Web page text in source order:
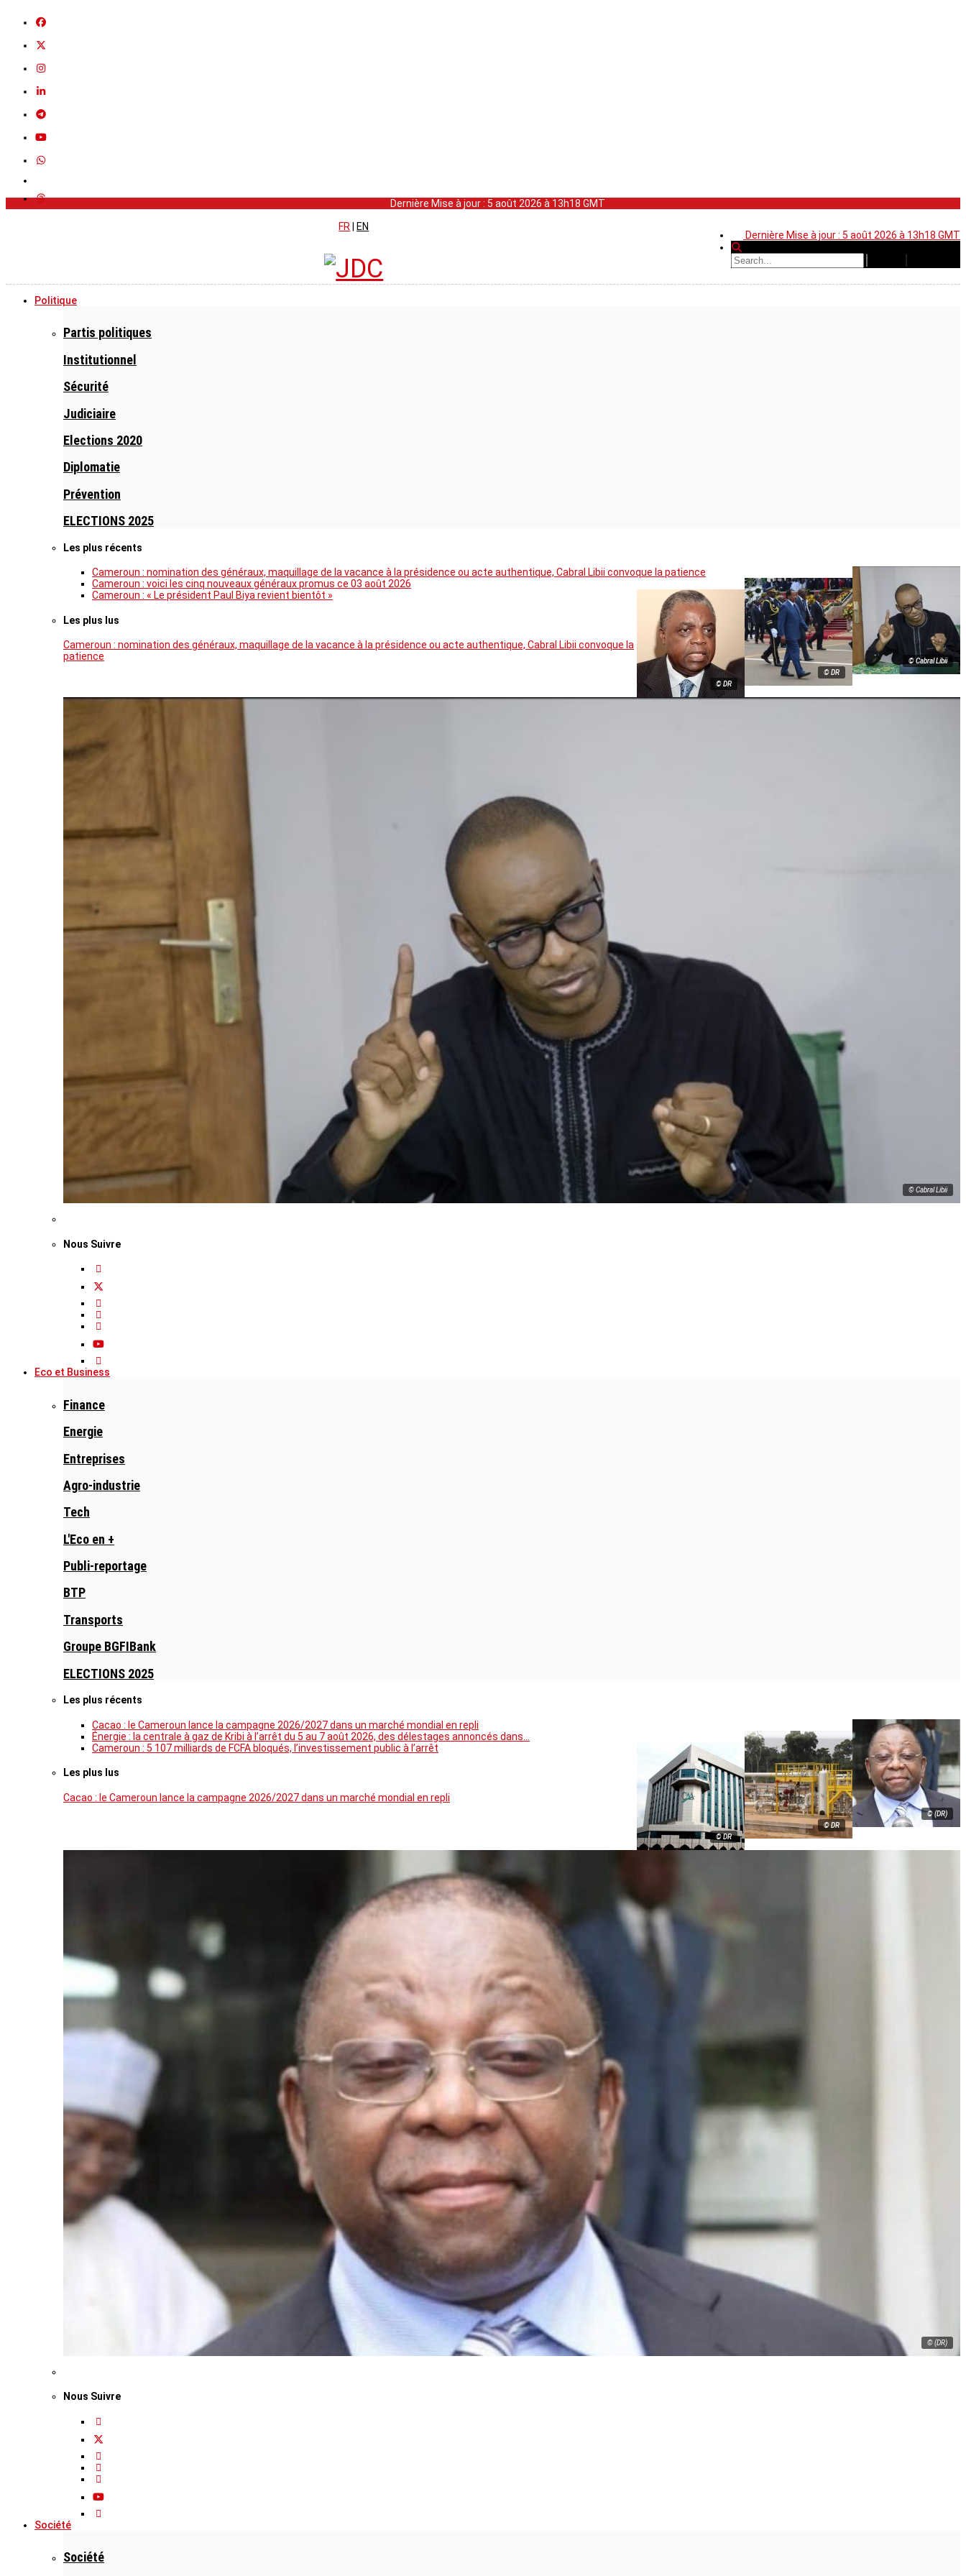
Dernière Mise à jour : 5 août 2026 à 13h18 GMT
Dernière Mise à jour : 5 août 2026 à 13h18 GMT
FR
EN
Politique
Partis politiques
Institutionnel
Sécurité
Judiciaire
Elections 2020
Diplomatie
Prévention
ELECTIONS 2025
Les plus récents
© Cabral Libii
Cameroun : nomination des généraux, maquillage de la vacance à la présidence ou acte authentique, Cabral Libii convoque la patience
© DR
Cameroun : voici les cinq nouveaux généraux promus ce 03 août 2026
© DR
Cameroun : « Le président Paul Biya revient bientôt »
Les plus lus
Cameroun : nomination des généraux, maquillage de la vacance à la présidence ou acte authentique, Cabral Libii convoque la
patience
© Cabral Libii
Nous Suivre
Eco et Business
Finance
Energie
Entreprises
Agro-industrie
Tech
L'Eco en +
Publi-reportage
BTP
Transports
Groupe BGFIBank
ELECTIONS 2025
Les plus récents
© (DR)
Cacao : le Cameroun lance la campagne 2026/2027 dans un marché mondial en repli
© DR
Énergie : la centrale à gaz de Kribi à l’arrêt du 5 au 7 août 2026, des délestages annoncés dans…
© DR
Cameroun : 5 107 milliards de FCFA bloqués, l’investissement public à l’arrêt
Les plus lus
Cacao : le Cameroun lance la campagne 2026/2027 dans un marché mondial en repli
© (DR)
Nous Suivre
Société
Société